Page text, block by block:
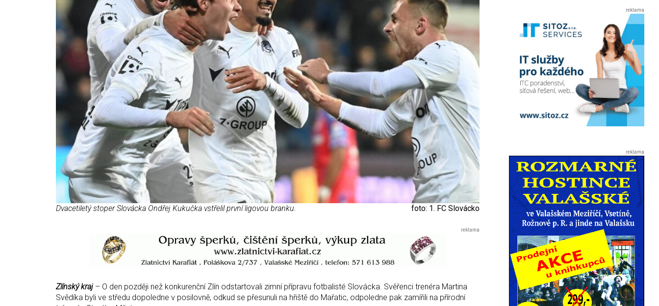
Dvacetiletý stoper Slovácka Ondřej Kukučka vstřelil první ligovou branku. foto: 1. FC Slovácko
Zlínský kraj – O den později než konkurenční Zlín odstartovali zimní přípravu fotbalisté Slovácka. Svěřenci trenéra Martina
Svědíka byli ve středu dopoledne v posilovně, odkud se přesunuli na hřiště do Mařatic, odpoledne pak zamířili na přírodní